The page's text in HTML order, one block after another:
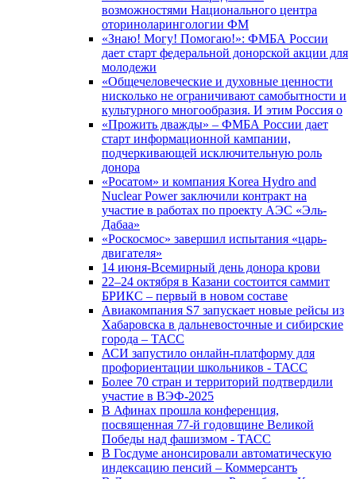
возможностями Национального центра
оториноларингологии ФМ
«Знаю! Могу! Помогаю!»: ФМБА России
дает старт федеральной донорской акции для
молодежи
«Общечеловеческие и духовные ценности
нисколько не ограничивают самобытности и
культурного многообразия. И этим Россия о
«Прожить дважды» – ФМБА России дает
старт информационной кампании,
подчеркивающей исключительную роль
донора
«Росатом» и компания Korea Hydro and
Nuclear Power заключили контракт на
участие в работах по проекту АЭС «Эль-
Дабаа»
«Роскосмос» завершил испытания «царь-
двигателя»
14 июня-Всемирный день донора крови
22–24 октября в Казани состоится саммит
БРИКС – первый в новом составе
Авиакомпания S7 запускает новые рейсы из
Хабаровска в дальневосточные и сибирские
города – ТАСС
АСИ запустило онлайн-платформу для
профориентации школьников - ТАСС
Более 70 стран и территорий подтвердили
участие в ВЭФ-2025
В Афинах прошла конференция,
посвященная 77-й годовщине Великой
Победы над фашизмом - ТАСС
В Госдуме анонсировали автоматическую
индексацию пенсий – Коммерсантъ